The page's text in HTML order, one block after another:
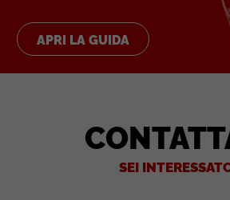
APRI LA GUIDA
SEI